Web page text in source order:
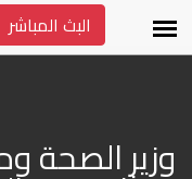
البث المباشر